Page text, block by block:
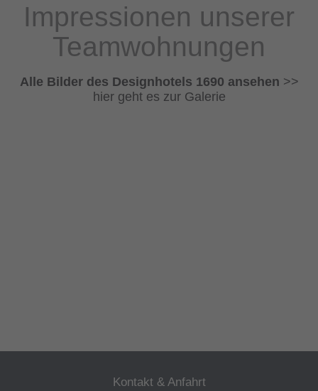
Impressionen unserer
Teamwohnungen
Alle Bilder des Designhotels 1690 ansehen >>
hier geht es zur Galerie
Kontakt & Anfahrt